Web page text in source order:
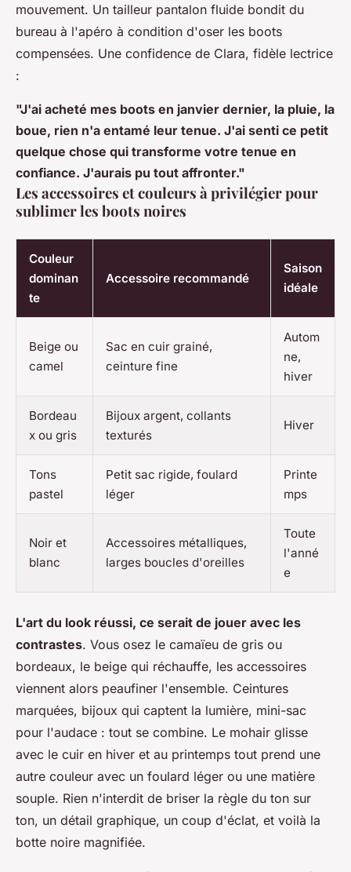
mouvement. Un tailleur pantalon fluide bondit du
bureau à l'apéro à condition d'oser les boots
compensées. Une confidence de Clara, fidèle lectrice
:
"J'ai acheté mes boots en janvier dernier, la pluie, la
boue, rien n'a entamé leur tenue. J'ai senti ce petit
quelque chose qui transforme votre tenue en
confiance. J'aurais pu tout affronter."
Les accessoires et couleurs à privilégier pour
sublimer les boots noires
Couleur
dominan
te
Accessoire recommandé
Saison
idéale
Beige ou
camel
Sac en cuir grainé,
ceinture fine
Autom
ne,
hiver
Bordeau
x ou gris
Bijoux argent, collants
texturés
Hiver
Tons
pastel
Petit sac rigide, foulard
léger
Printe
mps
Noir et
blanc
Accessoires métalliques,
larges boucles d'oreilles
Toute
l'anné
e
L'art du look réussi, ce serait de jouer avec les
contrastes. Vous osez le camaïeu de gris ou
bordeaux, le beige qui réchauffe, les accessoires
viennent alors peaufiner l'ensemble. Ceintures
marquées, bijoux qui captent la lumière, mini-sac
pour l'audace : tout se combine. Le mohair glisse
avec le cuir en hiver et au printemps tout prend une
autre couleur avec un foulard léger ou une matière
souple. Rien n'interdit de briser la règle du ton sur
ton, un détail graphique, un coup d'éclat, et voilà la
botte noire magnifiée.